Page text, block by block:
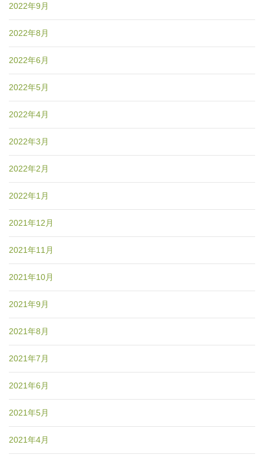
2022年9月
2022年8月
2022年6月
2022年5月
2022年4月
2022年3月
2022年2月
2022年1月
2021年12月
2021年11月
2021年10月
2021年9月
2021年8月
2021年7月
2021年6月
2021年5月
2021年4月